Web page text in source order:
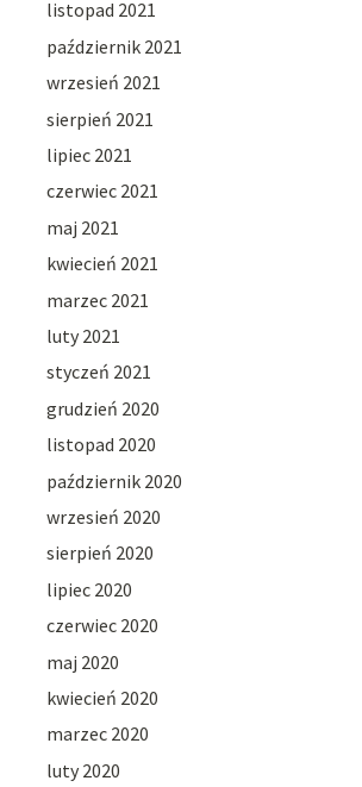
listopad 2021
październik 2021
wrzesień 2021
sierpień 2021
lipiec 2021
czerwiec 2021
maj 2021
kwiecień 2021
marzec 2021
luty 2021
styczeń 2021
grudzień 2020
listopad 2020
październik 2020
wrzesień 2020
sierpień 2020
lipiec 2020
czerwiec 2020
maj 2020
kwiecień 2020
marzec 2020
luty 2020